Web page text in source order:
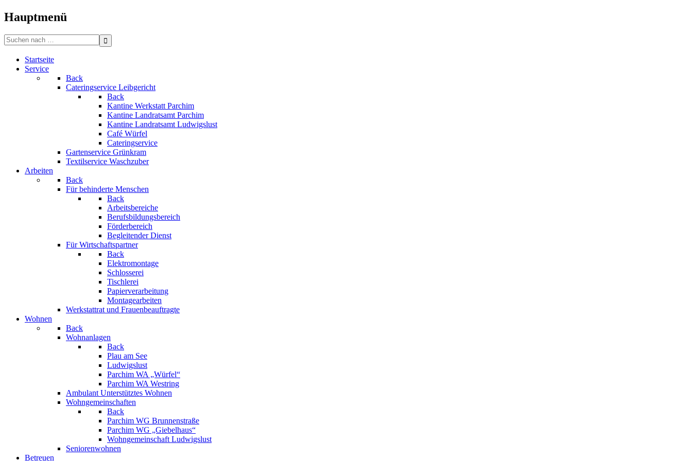
beachten
Sie:
Website
Barrierefreiheitssystem.
Hauptmenü
Search
for:
Startseite
Service
Back
Cateringservice Leibgericht
Back
Kantine Werkstatt Parchim
Kantine Landratsamt Parchim
Kantine Landratsamt Ludwigslust
Café Würfel
Cateringservice
Gartenservice Grünkram
Textilservice Waschzuber
Arbeiten
Back
Für behinderte Menschen
Back
Arbeitsbereiche
Berufsbildungsbereich
Förderbereich
Begleitender Dienst
Für Wirtschaftspartner
Back
Elektromontage
Schlosserei
Tischlerei
Papierverarbeitung
Montagearbeiten
Werkstattrat und Frauenbeauftragte
Wohnen
Back
Wohnanlagen
Back
Plau am See
Ludwigslust
Parchim WA „Würfel“
Parchim WA Westring
Ambulant Unterstütztes Wohnen
Wohngemeinschaften
Back
Parchim WG Brunnenstraße
Parchim WG „Giebelhaus“
Wohngemeinschaft Ludwigslust
Seniorenwohnen
Betreuen